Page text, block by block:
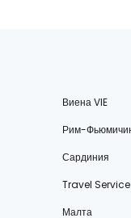
Виена VIE
Рим-
Сардиния
Travel Service
Малта